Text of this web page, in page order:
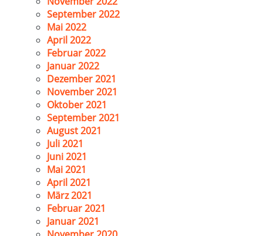
September 2022
Mai 2022
April 2022
Februar 2022
Januar 2022
Dezember 2021
November 2021
Oktober 2021
September 2021
August 2021
Juli 2021
Juni 2021
Mai 2021
April 2021
März 2021
Februar 2021
Januar 2021